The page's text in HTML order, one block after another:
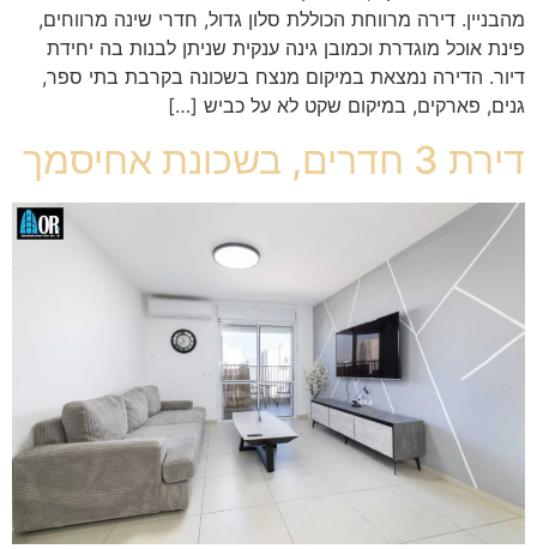
מהבניין. דירה מרווחת הכוללת סלון גדול, חדרי שינה מרווחים,
פינת אוכל מוגדרת וכמובן גינה ענקית שניתן לבנות בה יחידת
דיור. הדירה נמצאת במיקום מנצח בשכונה בקרבת בתי ספר,
גנים, פארקים, במיקום שקט לא על כביש […]
דירת 3 חדרים, בשכונת אחיסמך